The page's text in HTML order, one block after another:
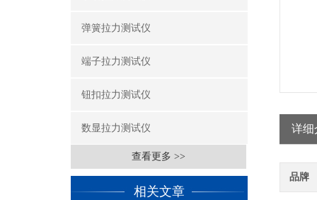
弹簧拉力测试仪
端子拉力测试仪
钮扣拉力测试仪
数显拉力测试仪
查看更多 >>
相关文章
详细
品牌